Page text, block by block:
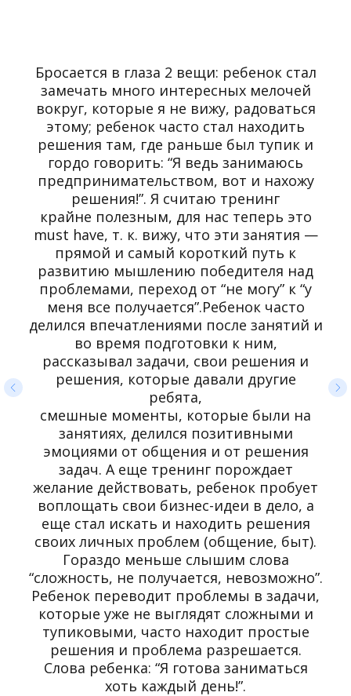
Бросается в глаза 2 вещи: ребенок стал
замечать много интересных мелочей
вокруг, которые я не вижу, радоваться
этому; ребенок часто стал находить
решения там, где раньше был тупик и
гордо говорить: “Я ведь занимаюсь
предпринимательством, вот и нахожу
решения!”. Я считаю тренинг
крайне полезным, для нас теперь это
must have, т. к. вижу, что эти занятия —
прямой и самый короткий путь к
развитию мышлению победителя над
проблемами, переход от “не могу” к “у
меня все получается”.Ребенок часто
делился впечатлениями после занятий и
во время подготовки к ним,
рассказывал задачи, свои решения и
решения, которые давали другие
ребята,
смешные моменты, которые были на
занятиях, делился позитивными
эмоциями от общения и от решения
задач. А еще тренинг порождает
желание действовать, ребенок пробует
воплощать свои бизнес-идеи в дело, а
еще стал искать и находить решения
своих личных проблем (общение, быт).
Гораздо меньше слышим слова
“сложность, не получается, невозможно”.
Ребенок переводит проблемы в задачи,
которые уже не выглядят сложными и
тупиковыми, часто находит простые
решения и проблема разрешается.
Слова ребенка: “Я готова заниматься
хоть каждый день!”.